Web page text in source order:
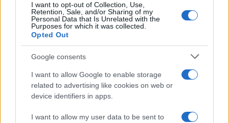
I want to opt-out of Collection, Use,
Retention, Sale, and/or Sharing of my
Personal Data that Is Unrelated with the
Purposes for which it was collected.
Opted Out
Google consents
I want to allow Google to enable storage
related to advertising like cookies on web or
device identifiers in apps.
I want to allow my user data to be sent to